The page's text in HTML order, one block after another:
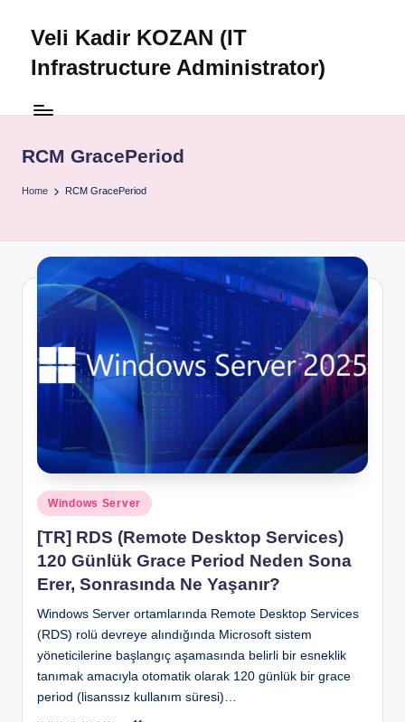
Veli Kadir KOZAN (IT
Infrastructure Administrator)
RCM GracePeriod
Home RCM GracePeriod
Posted
in
Windows Server
[TR] RDS (Remote Desktop Services)
120 Günlük Grace Period Neden Sona
Erer, Sonrasında Ne Yaşanır?
Windows Server ortamlarında Remote Desktop Services
(RDS) rolü devreye alındığında Microsoft sistem
yöneticilerine başlangıç aşamasında belirli bir esneklik
tanımak amacıyla otomatik olarak 120 günlük bir grace
period (lisanssız kullanım süresi)…